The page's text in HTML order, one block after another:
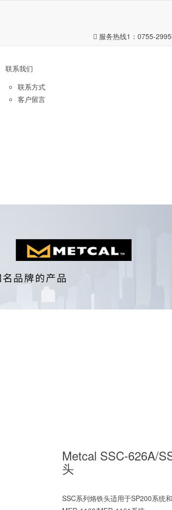
服务热线1： 0755-
联系我们
联系方式
客户留言
Metcal SSC-626A/
头
SSC系列烙铁头适用于SP200系统